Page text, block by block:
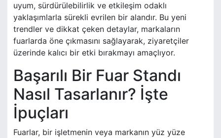
uyum, sürdürülebilirlik ve etkileşim odaklı
yaklaşımlarla sürekli evrilen bir alandır. Bu yeni
trendler ve dikkat çeken detaylar, markaların
fuarlarda öne çıkmasını sağlayarak, ziyaretçiler
üzerinde kalıcı bir etki bırakmayı amaçlıyor.
Başarılı Bir Fuar Standı
Nasıl Tasarlanır? İşte
İpuçları
Fuarlar, bir işletmenin veya markanın yüz yüze